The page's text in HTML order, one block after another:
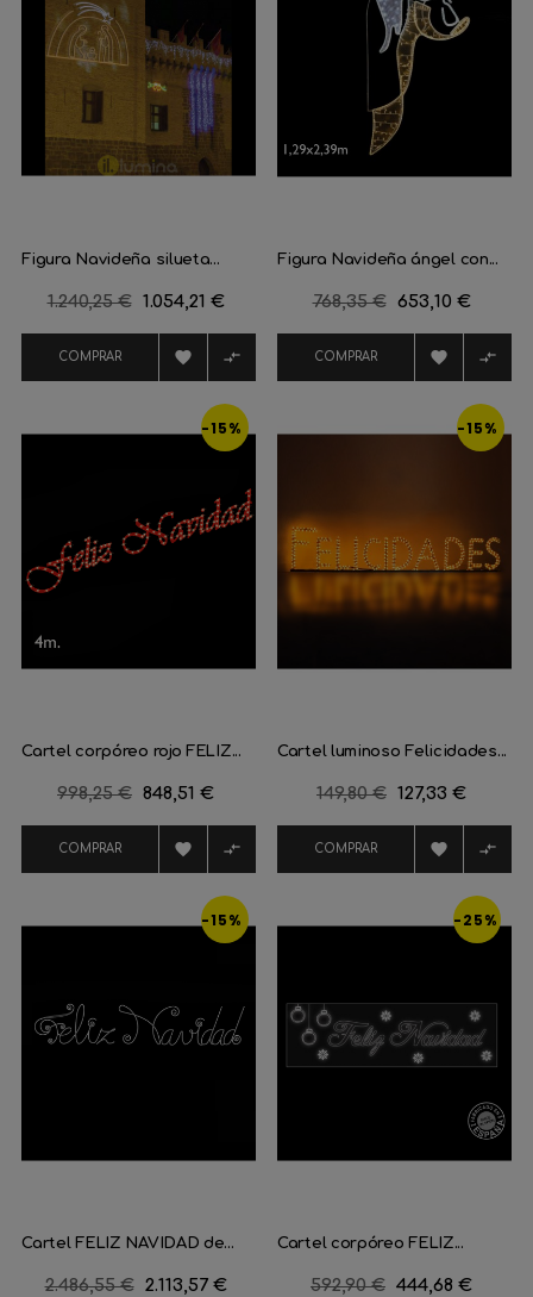
Figura Navideña silueta...
Precio
1.240,25 € Precio
1.054,21 €
COMPRAR  
Figura Navideña ángel con...
Precio
768,35 € Precio
653,10 €
COMPRAR  
-15%
Cartel corpóreo rojo FELIZ...
Precio
998,25 € Precio
848,51 €
COMPRAR  
-15%
Cartel luminoso Felicidades...
Precio
149,80 € Precio
127,33 €
COMPRAR  
-15%
Cartel FELIZ NAVIDAD de...
Precio
2.486,55 € Precio
2.113,57 €
-25%
Cartel corpóreo FELIZ...
Precio
592,90 € Precio
444,68 €